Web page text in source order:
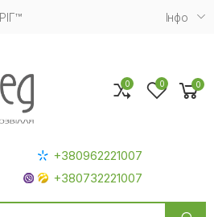
Iнфо
menu
+380962221007
+380732221007
0 0 0